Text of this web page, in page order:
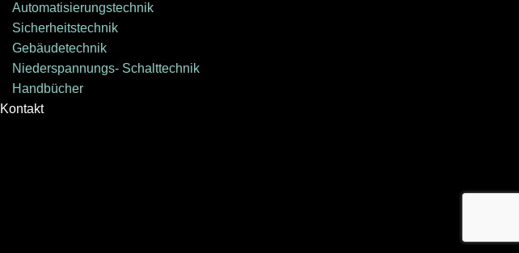
Automatisierungstechnik
Sicherheitstechnik
Gebäudetechnik
Niederspannungs- Schalttechnik
Handbücher
Kontakt